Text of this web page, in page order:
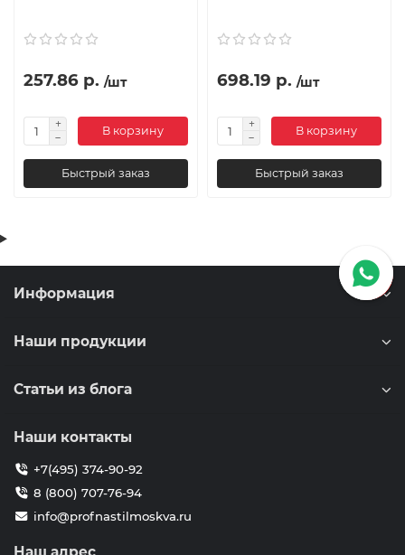
257.86 р. /шт
В корзину
Быстрый заказ
698.19 р. /шт
В корзину
Быстрый заказ
Информация
Наши продукции
Статьи из блога
Наши контакты
+7(495) 374-90-92
8 (800) 707-76-94
info@profnastilmoskva.ru